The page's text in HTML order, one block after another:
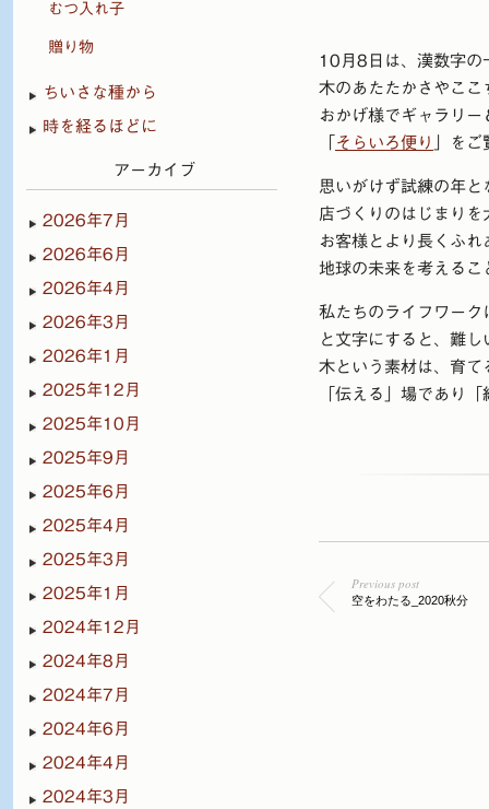
10月8日は、漢数字の
木のあたたかさやここ
おかげ様でギャラリー
そらいろ便り 」を
思いがけず試練の年
店づくりのはじまり
お客様とより長くふ
地球の未来を考える
私たちのライフワーク
と文字にすると、難
木という素材は、育て
「伝える」場であり
Previous post
空をわたる_2020秋分
むつ入れ子
贈り物
ちいさな種から
時を経るほどに
アーカイブ
2026年7月
2026年6月
2026年4月
2026年3月
2026年1月
2025年12月
2025年10月
2025年9月
2025年6月
2025年4月
2025年3月
2025年1月
2024年12月
2024年8月
2024年7月
2024年6月
2024年4月
2024年3月